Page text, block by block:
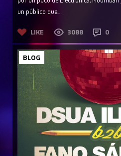
un público que...
LIKE 3088 0
BLOG